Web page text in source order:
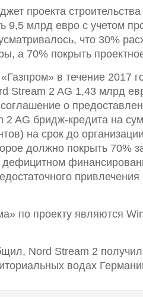
проекта строительства
9,5 млрд евро с учетом
что 30%
а 70% покрыть
в течение 2017
Stream 2 AG 1,43 млрд
о
2 AG бридж-кредита на
на срок до
должно покрыть 70%
привлечения
по проекту являются
Nord Stream 2
водах